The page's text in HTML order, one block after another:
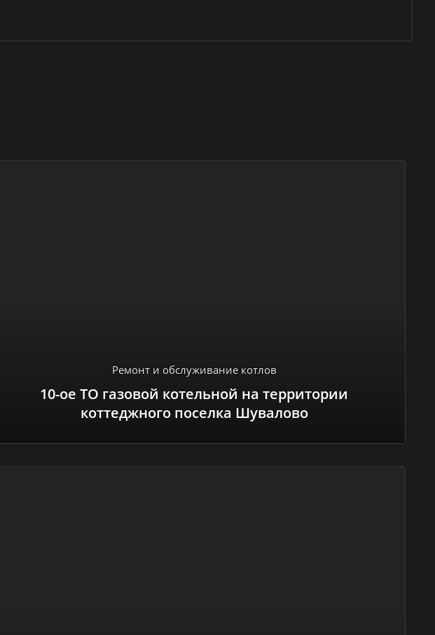
Ремонт и обслуживание котлов
10-ое ТО газовой котельной на территории
коттеджного поселка Шувалово